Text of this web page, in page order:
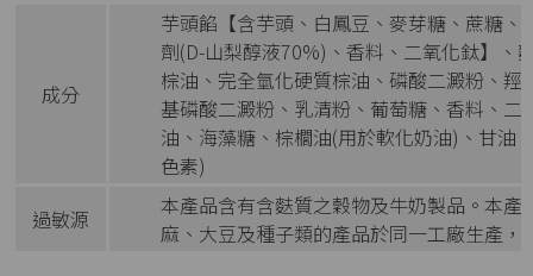
成分
芋頭餡【含芋頭、白鳳豆、麥芽糖、蔗糖
劑(D-山梨醇液70%)、香料、二氧化鈦】、
棕油、完全氫化硬質棕油、磷酸二澱粉、
基磷酸二澱粉、乳清粉、葡萄糖、香料、
油、海藻糖、棕櫚油(用於軟化奶油)、甘油
色素)
過敏源
本產品含有含麩質之穀物及牛奶製品。本
麻、大豆及種子類的產品於同一工廠生產，